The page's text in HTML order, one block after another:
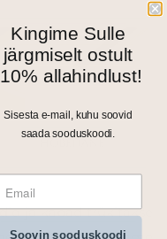
ja kapad trükitakse
Kingime Sulle
järgmiselt ostult
allahindlust!
Sisesta e-mail, kuhu soovid
saada sooduskoodi.
Soovin sooduskoodi